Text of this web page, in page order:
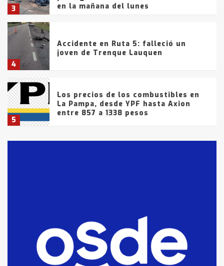
3
en la mañana del lunes
4
Accidente en Ruta 5: falleció un
joven de Trenque Lauquen
5
Los precios de los combustibles en
La Pampa, desde YPF hasta Axion
entre 857 a 1338 pesos
fueron detenidos por
comercialización de drogas en la
tarde del sábado
T.Lauquen: se vendió el edificio de